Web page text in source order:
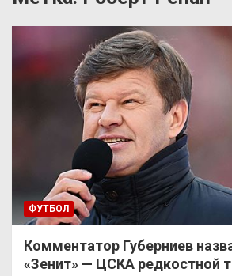
ФУТБОЛ
Комментатор Губерниев
«Зенит» — ЦСКА редкостной